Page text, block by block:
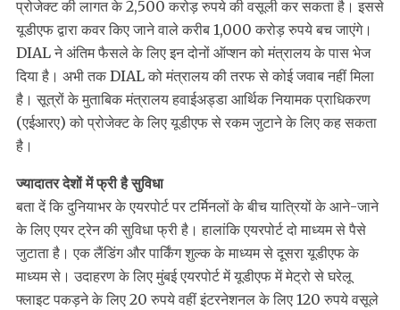
प्रोजेक्ट की लागत के 2,500 करोड़ रुपये की वसूली कर सकता है। इससे
यूडीएफ द्वारा कवर किए जाने वाले करीब 1,000 करोड़ रुपये बच जाएंगे।
DIAL ने अंतिम फैसले के लिए इन दोनों ऑप्शन को मंत्रालय के पास भेज
दिया है। अभी तक DIAL को मंत्रालय की तरफ से कोई जवाब नहीं मिला
है। सूत्रों के मुताबिक मंत्रालय हवाईअड्डा आर्थिक नियामक प्राधिकरण
(एईआरए) को प्रोजेक्ट के लिए यूडीएफ से रकम जुटाने के लिए कह सकता
है।
ज्यादातर देशों में फ्री है सुविधा
बता दें कि दुनियाभर के एयरपोर्ट पर टर्मिनलों के बीच यात्रियों के आने-जाने
के लिए एयर ट्रेन की सुविधा फ्री है। हालांकि एयरपोर्ट दो माध्यम से पैसे
जुटाता है। एक लैंडिंग और पार्किंग शुल्क के माध्यम से दूसरा यूडीएफ के
माध्यम से। उदाहरण के लिए मुंबई एयरपोर्ट में यूडीएफ में मेट्रो से घरेलू
फ्लाइट पकड़ने के लिए 20 रुपये वहीं इंटरनेशनल के लिए 120 रुपये वसूले